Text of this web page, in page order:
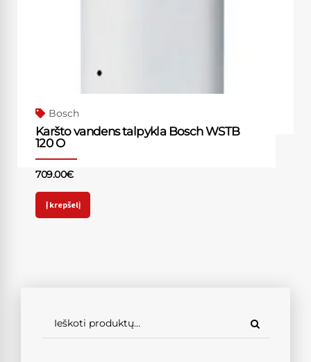
Bosch
Karšto vandens talpykla Bosch WSTB
120 O
709.00€
Į krepšelį